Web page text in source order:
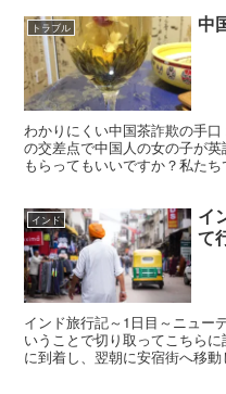
トラブル 中
わかりにくい中国茶詐欺の手
の交差点で中国人の女の子が
もらってもいいですか？私た
インド
イ
て
インド旅行記～1日目～ニュー
いうことで切り取ってこちら
に到着し、翌朝に安宿街へ移